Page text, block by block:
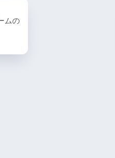
ムの